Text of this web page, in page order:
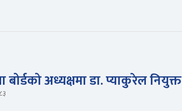
बोर्डको अध्यक्षमा डा. प्याकुरेल नियुक्त